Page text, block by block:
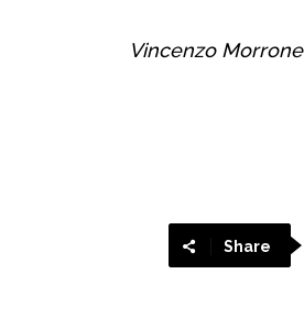
Vincenzo Morrone
Share